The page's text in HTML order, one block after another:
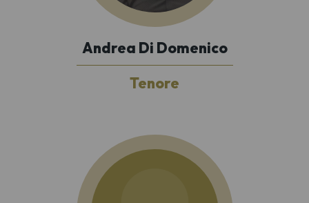
Andrea Di Domenico
Tenore